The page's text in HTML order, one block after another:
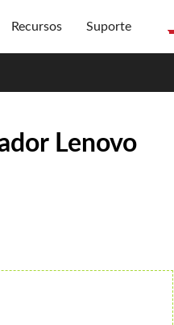
Recursos Suporte
Lenovo